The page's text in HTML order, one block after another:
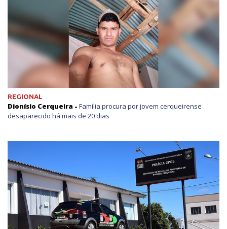
REGIONAL
Dionísio Cerqueira - Família procura por jovem cerqueirense
desaparecido há mais de 20 dias